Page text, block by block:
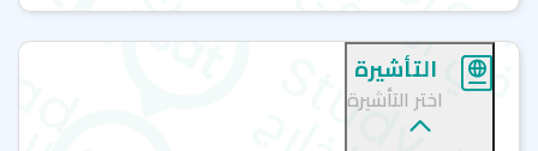
التأشيرة
اختر التأشيرة